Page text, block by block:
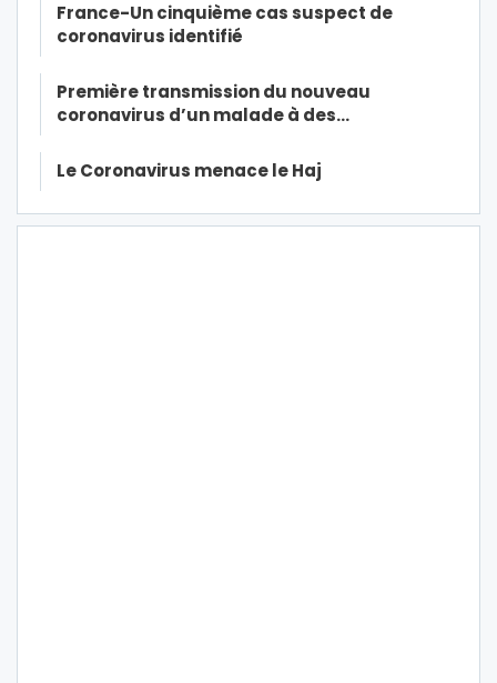
France-Un cinquième cas suspect de
coronavirus identifié
Première transmission du nouveau
coronavirus d’un malade à des…
Le Coronavirus menace le Haj